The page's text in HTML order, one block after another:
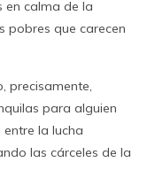
en calma de la
pobres que carecen
precisamente,
para alguien
la lucha
las cárceles de la